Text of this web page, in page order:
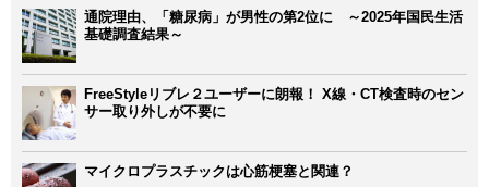
通院理由、「糖尿病」が男性の第2位に ～2025年国民生活
基礎調査結果～
FreeStyleリブレ２ユーザーに朗報！ X線・CT検査時のセン
サー取り外しが不要に
マイクロプラスチックは心筋梗塞と関連？